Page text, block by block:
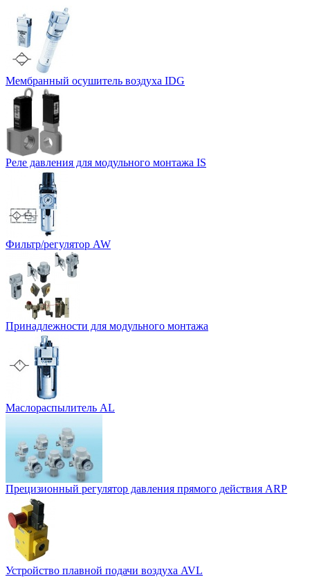
Мембранный осушитель воздуха IDG
Реле давления для модульного монтажа IS
Фильтр/регулятор AW
Принадлежности для модульного монтажа
Маслораспылитель AL
Прецизионный регулятор давления прямого действия ARP
Устройство плавной подачи воздуха AVL